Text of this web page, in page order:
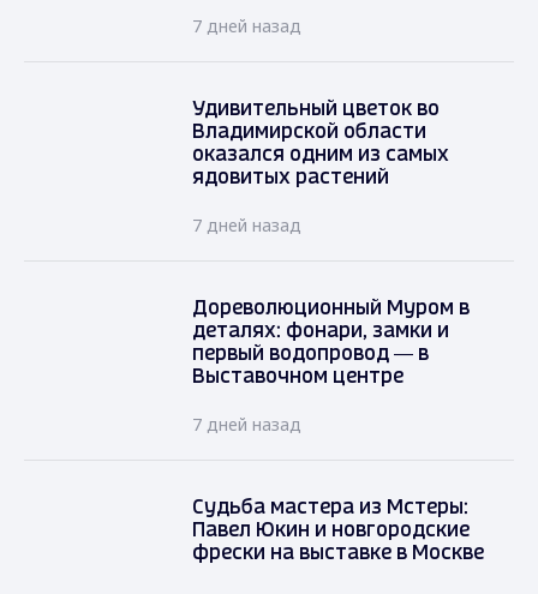
7 дней назад
Удивительный цветок во
Владимирской области
оказался одним из самых
ядовитых растений
7 дней назад
Дореволюционный Муром в
деталях: фонари, замки и
первый водопровод — в
Выставочном центре
7 дней назад
Судьба мастера из Мстеры:
Павел Юкин и новгородские
фрески на выставке в Москве